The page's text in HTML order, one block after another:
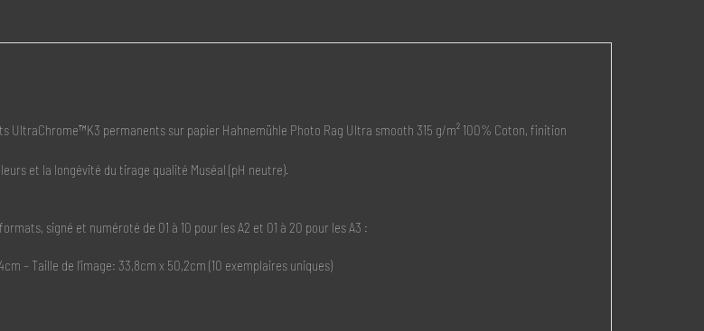
UltraChrome™K3 permanents sur papier Hahnemühle Photo Rag Ultra smooth 315 g/m² 100% Coton, finition
et la longévité du tirage qualité Muséal (pH neutre).
signé et numéroté de 01 à 10 pour les A2 et 01 à 20 pour les A3 :
– Taille de l’image: 33,8cm x 50,2cm (10 exemplaires uniques)